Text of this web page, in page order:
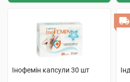
Інофемін капсули 30 шт